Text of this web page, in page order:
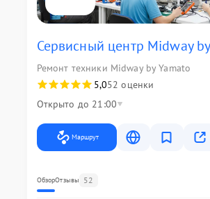
Сервисный центр Midway
Ремонт техники Midway by Yamato
5,052 оценки
Открыто до 21:00
Маршрут
ОбзорОтзывы 52